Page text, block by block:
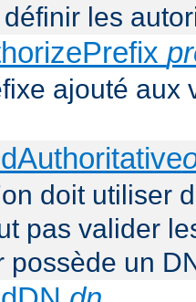
les
ajouté aux
doit utiliser
pas valider
possède un